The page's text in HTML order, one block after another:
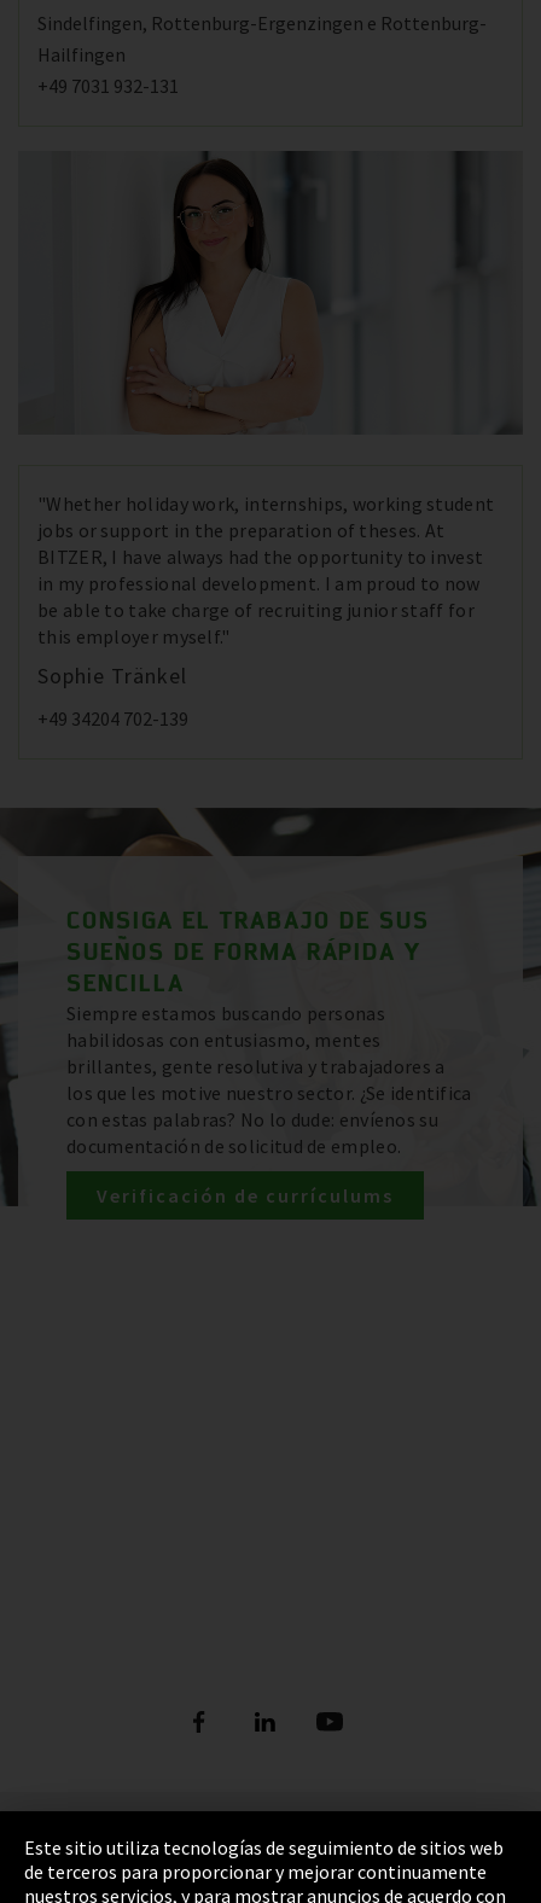
Sindelfingen, Rottenburg-Ergenzingen e Rottenburg-
Hailfingen
+49 7031 932-131
"Whether holiday work, internships, working student
jobs or support in the preparation of theses. At
BITZER, I have always had the opportunity to invest
in my professional development. I am proud to now
be able to take charge of recruiting junior staff for
this employer myself."
Sophie Tränkel
+49 34204 702-139
CONSIGA EL TRABAJO DE SUS
SUEÑOS DE FORMA RÁPIDA Y
SENCILLA
Siempre estamos buscando personas
habilidosas con entusiasmo, mentes
brillantes, gente resolutiva y trabajadores a
los que les motive nuestro sector. ¿Se identifica
con estas palabras? No lo dude: envíenos su
documentación de solicitud de empleo.
Verificación de currículums
Pie de imprenta
Política de privacidad
Este sitio utiliza tecnologías de seguimiento de sitios web
de terceros para proporcionar y mejorar continuamente
nuestros servicios, y para mostrar anuncios de acuerdo con